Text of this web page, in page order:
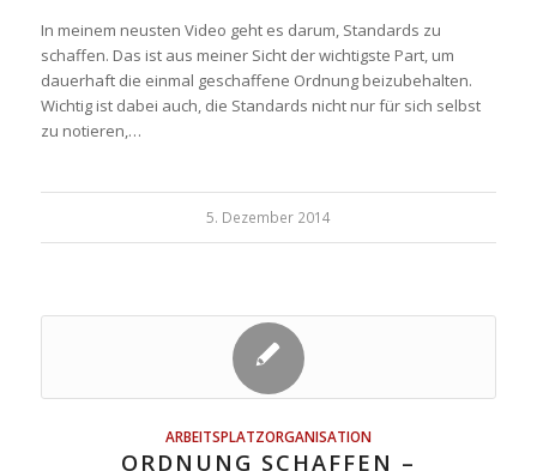
In meinem neusten Video geht es darum, Standards zu
schaffen. Das ist aus meiner Sicht der wichtigste Part, um
dauerhaft die einmal geschaffene Ordnung beizubehalten.
Wichtig ist dabei auch, die Standards nicht nur für sich selbst
zu notieren,…
5. Dezember 2014
ARBEITSPLATZORGANISATION
ORDNUNG SCHAFFEN –